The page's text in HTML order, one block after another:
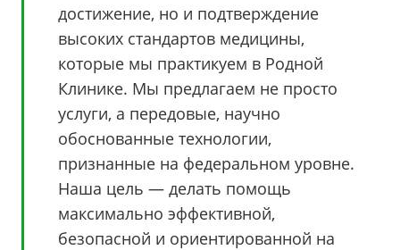
достижение, но и подтверждение
высоких стандартов медицины,
которые мы практикуем в Родной
Клинике. Мы предлагаем не просто
услуги, а передовые, научно
обоснованные технологии,
признанные на федеральном уровне.
Наша цель — делать помощь
максимально эффективной,
безопасной и ориентированной на